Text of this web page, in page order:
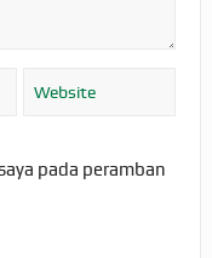
pada peramban